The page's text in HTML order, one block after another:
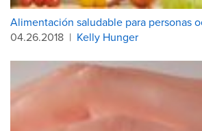
Alimentación saludable para personas
04.26.2018 | Kelly Hunger